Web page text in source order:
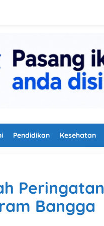
Pendidikan Kesehatan
Peringatan
Bangga